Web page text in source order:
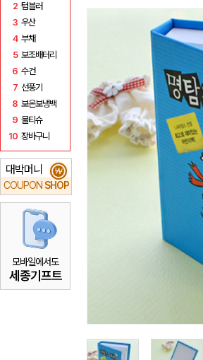
2 텀블러
3 우산
4 부채
5 보조배터리
6 수건
7 선풍기
8 보온보냉백
9 물티슈
10 장바구니
대박머니
COUPON SHOP
₩
모바일에서도
세종기프트